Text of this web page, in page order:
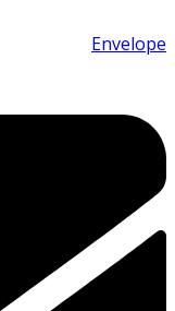
Envelope